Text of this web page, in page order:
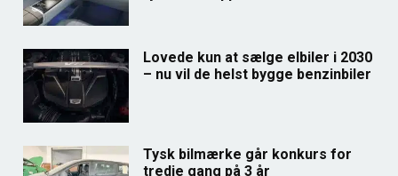
Lovede kun at sælge elbiler i 2030
– nu vil de helst bygge benzinbiler
Tysk bilmærke går konkurs for
tredje gang på 3 år